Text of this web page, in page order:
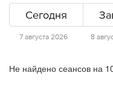
Сегодня
7 августа 2026 8
Не найдено сеансов на